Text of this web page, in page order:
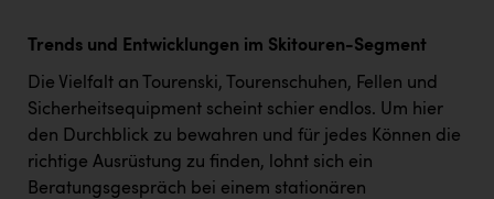
ZULuft - Zukunft Luft Austria
z.l.ö.
Österreichisches Hebammengremium
Wirtschaftskammer OÖ Energiehandel
Trends und Entwicklungen im Skitouren-Segment
Die Vielfalt an Tourenski, Tourenschuhen, Fellen und
Sicherheitsequipment scheint schier endlos. Um hier
den Durchblick zu bewahren und für jedes Können die
richtige Ausrüstung zu finden, lohnt sich ein
Beratungsgespräch bei einem stationären